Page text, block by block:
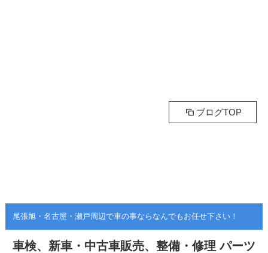
ブログTOP
尾張旭・名古屋・瀬戸周辺で車の事ならなんでもお任せ下さい！
車検、新車・中古車販売、整備・修理 パーツ